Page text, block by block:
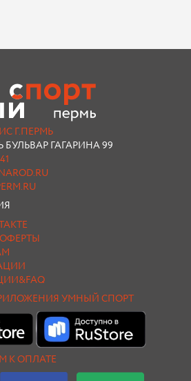
Г.ПЕРМЬ
БУЛЬВАР ГАГАРИНА 99
УМНЫЙ СПОРТ
К ОПЛАТЕ